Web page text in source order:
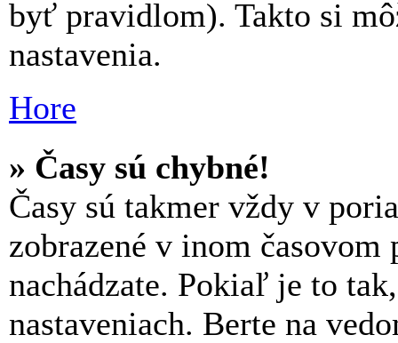
byť pravidlom). Takto si
nastavenia.
Hore
» Časy sú chybné!
Časy sú takmer vždy v
zobrazené v inom
nachádzate. Pokiaľ je to
nastaveniach. Berte na